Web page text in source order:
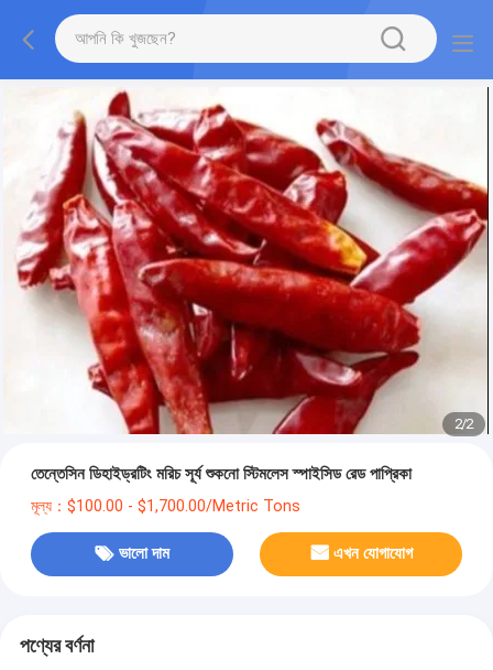
2/2
তেন্তেসিন ডিহাইড্রটিং মরিচ সূর্য শুকনো স্টিমলেস স্পাইসিড রেড পাপ্রিকা
মূল্য：$100.00 - $1,700.00/Metric Tons
ভালো দাম এখন যোগাযোগ
পণ্যের বর্ণনা